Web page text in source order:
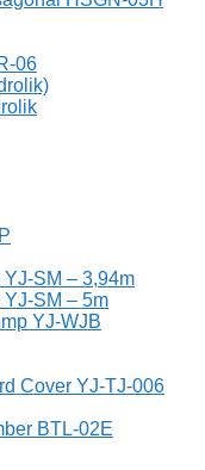
06
SM – 3,94m
SM – 5m
YJ-WJB
Cover YJ-TJ-006
BTL-02E